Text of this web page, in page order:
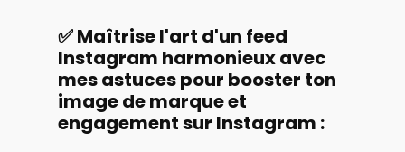
✅ Maîtrise l'art d'un feed
Instagram harmonieux avec
mes astuces pour booster ton
image de marque et
engagement sur Instagram :